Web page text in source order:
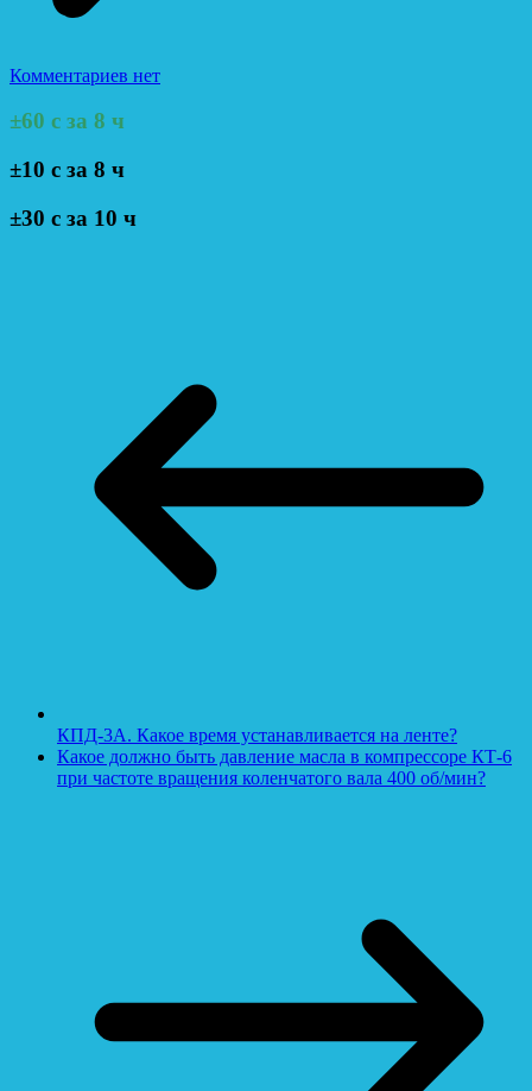
Комментариев нет
±60 с за 8 ч
±10 с за 8 ч
±30 с за 10 ч
КПД-3А. Какое время устанавливается на ленте?
Какое должно быть давление масла в компрессоре КТ-6
при частоте вращения коленчатого вала 400 об/мин?